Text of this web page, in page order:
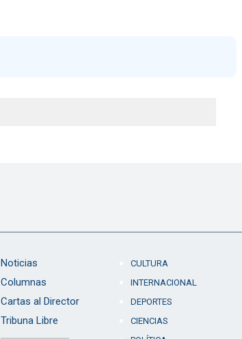
Noticias
Columnas
Cartas al Director
Tribuna Libre
CULTURA
INTERNACIONAL
DEPORTES
CIENCIAS